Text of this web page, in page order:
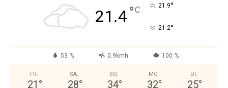
21.4°C 21.9°
21.2°
53 % 0.9kmh 100 %
FR.
21 °
SA.
28°
SO.
34°
MO.
32°
DI.
25°